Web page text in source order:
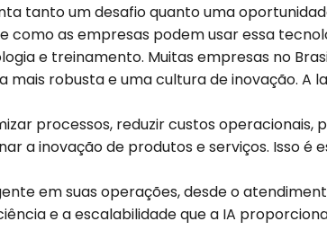
tanto um desafio quanto uma
como as empresas podem usar essa
e treinamento. Muitas empresas no
mais robusta e uma cultura de inovação.
processos, reduzir custos
a inovação de produtos e serviços. Isso
em suas operações, desde o
e a escalabilidade que a IA